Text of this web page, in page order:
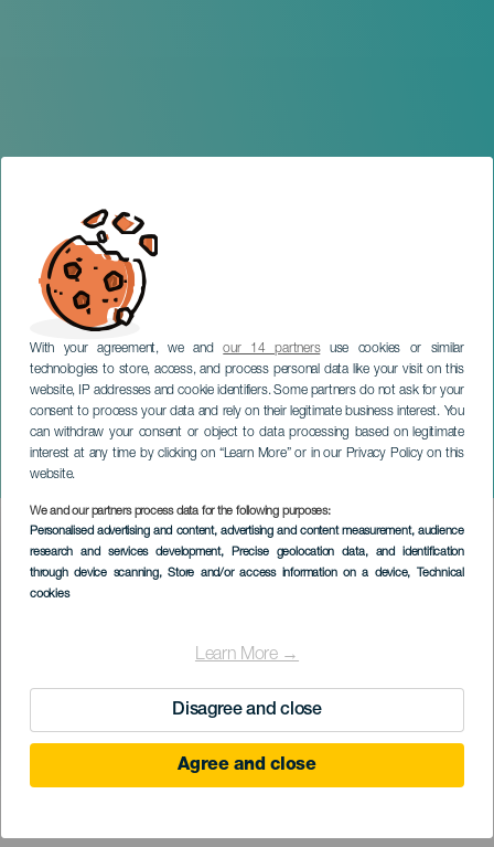
With your agreement, we andour 14 partnersuse cookies or similar
technologies to store, access, and process personal data like your visit on this
website, IP addresses and cookie identifiers. Some partners do not ask for your
consent to process your data and rely on their legitimate business interest. You
can withdraw your consent or object to data processing based on legitimate
interest at any time by clicking on “Learn More” or in our Privacy Policy on this
website.
We and our partners process data for the following purposes:
Personalised advertising and content, advertising and content measurement, audience
research and services development, Precise geolocation data, and identification
through device scanning, Store and/or access information on a device, Technical
cookies
Learn More →
Disagree and close
Agree and close
Агалдар: Фестиваль
культуры и традиций
ГРАН-КАНАРИЯ
Imagen
Listado